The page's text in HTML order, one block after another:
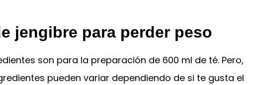
jengibre para perder peso
son para la preparación de 600 ml de té. Pero,
pueden variar dependiendo de si te gusta el